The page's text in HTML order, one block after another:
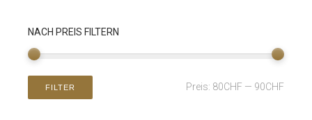
NACH PREIS FILTERN
FILTER Preis: 80CHF — 90CHF